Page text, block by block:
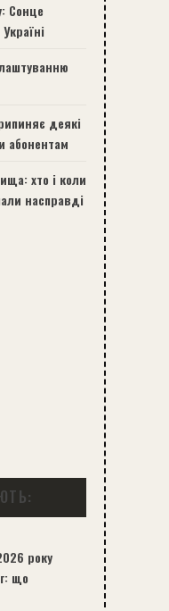
Сонце
деякі
абонентам
хто і коли
насправді
року
що